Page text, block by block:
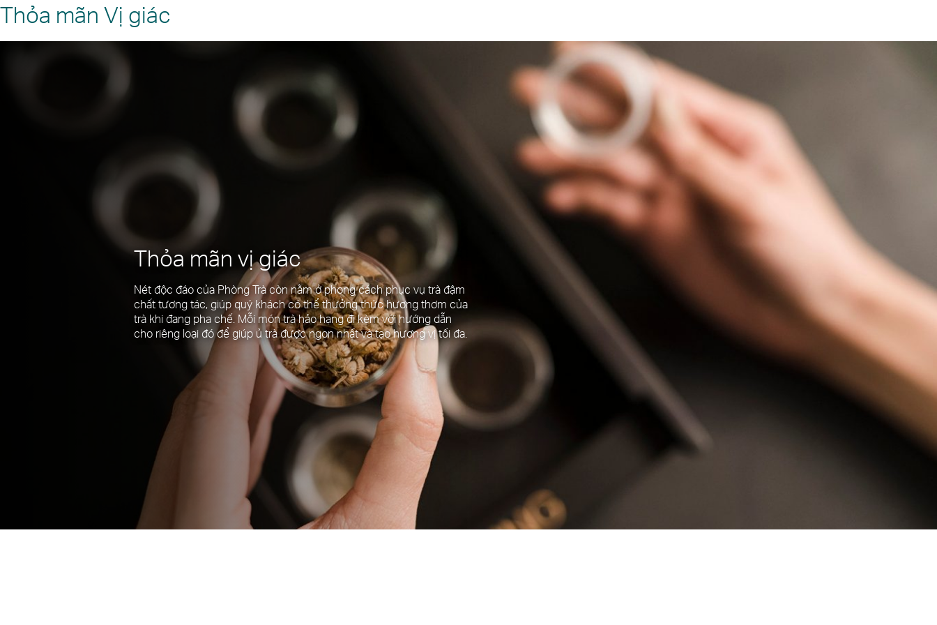
Thỏa mãn Vị giác
Thỏa mãn vị giác
Nét độc đáo của Phòng Trà còn nằm ở phong cách phục vụ trà đậm
chất tương tác, giúp quý khách có thể thưởng thức hương thơm của
trà khi đang pha chế. Mỗi món trà hảo hạng đi kèm với hướng dẫn
cho riêng loại đó để giúp ủ trà được ngon nhất và tạo hương vị tối đa.